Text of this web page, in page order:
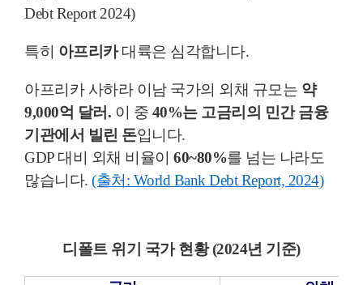
Debt Report 2024)
특히 아프리카대륙은 심각합니다.
아프리카 사하라 이남 국가의 외채 규모는 약
9,000억 달러. 이 중 40%는 고금리의 민간 금융
기관에서 빌린 돈입니다.
GDP 대비 외채 비율이 60~80%를 넘는 나라도
많습니다. (출처: World Bank Debt Report, 2024)
디폴트 위기 국가 현황 (2024년 기준)